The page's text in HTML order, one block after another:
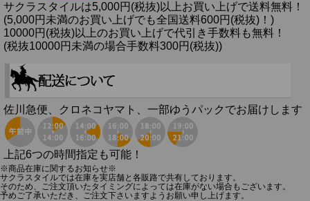
サクラスタイルは5,000円(税抜)以上お買い上げで送料無料！
(5,000円未満のお買い上げでも全国送料600円(税抜)！)
10000円(税抜)以上のお買い上げで代引き手数料も無料！
(税抜10000円未満の場合手数料300円(税抜))
佐川急便、クロネコヤマト、一部ゆうパックでお届けします
上記6つの時間指定も可能！
※商品在庫に関するお知らせ※
サクラスタイルでは在庫を実店舗と各販路で共有しております。
そのため、ご注文頂いたタイミングによっては在庫がない場合もございます。
予めご了承いただき、ご注文下さいますようお願い申し上げます。